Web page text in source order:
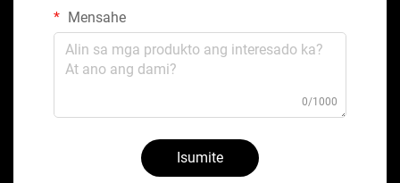
Mensahe
0/1000
Isumite